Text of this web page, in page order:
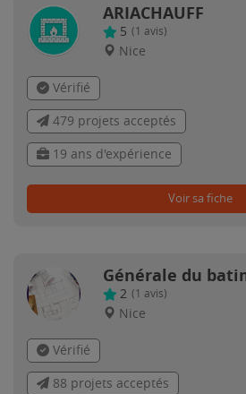
ARIACHAUFF
5 (1 avis)
Nice
Vérifié
479 projets acceptés
19 ans d'expérience
Voir sa fiche
Générale du
2 (1 avis)
Nice
Vérifié
88 projets acceptés